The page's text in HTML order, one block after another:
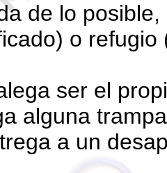
de lo
o refugio
ser el
alguna
a un